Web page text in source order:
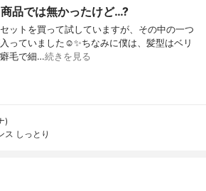
品では無かったけど…?
ットを買って試していますが、その中の一つ
っていました☺️✨ちなみに僕は、髪型はベリ
毛で細…続きを見る
)
ス しっとり